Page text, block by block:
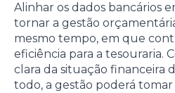
Alinhar os dados bancários
tornar a gestão
mesmo tempo, em que
eficiência para a tesouraria.
clara da situação financeira
todo, a gestão poderá tomar